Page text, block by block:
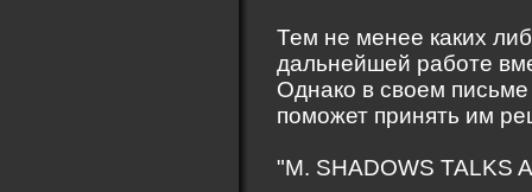
Тем не менее каких
дальнейшей работе
Однако в своем
поможет принять им
"M. SHADOWS TALKS